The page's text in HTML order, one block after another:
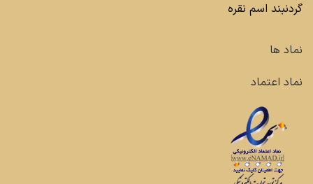
گردنبند اسم نقره
نماد ها
نماد اعتماد